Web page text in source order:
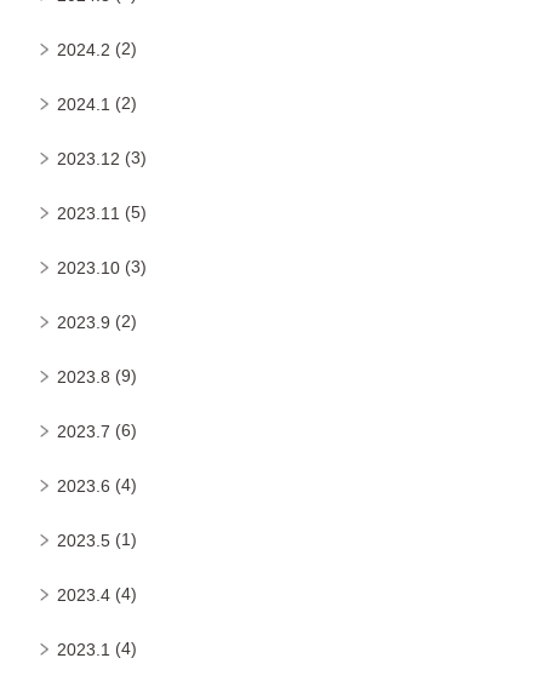
2024.2 (2)
2024.1 (2)
2023.12 (3)
2023.11 (5)
2023.10 (3)
2023.9 (2)
2023.8 (9)
2023.7 (6)
2023.6 (4)
2023.5 (1)
2023.4 (4)
2023.1 (4)